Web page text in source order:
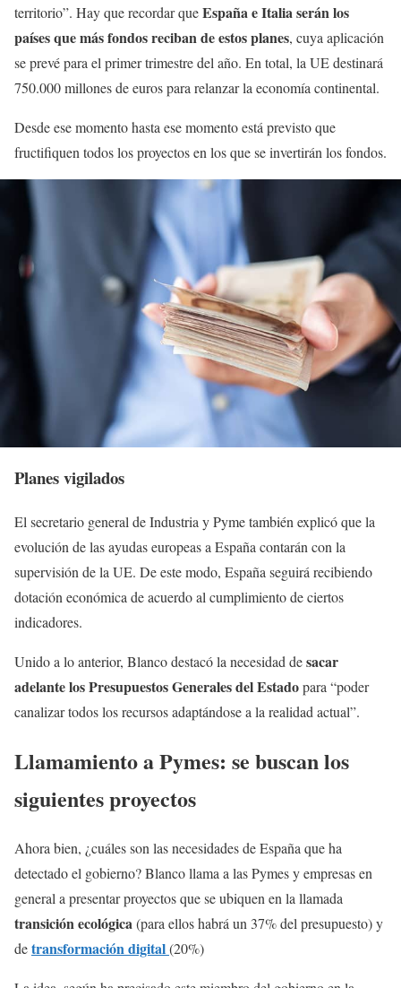
territorio”. Hay que recordar queEspaña e Italia serán los
países que más fondos reciban de estos planes, cuya aplicación
se prevé para el primer trimestre del año. En total, la UE destinará
750.000 millones de euros para relanzar la economía continental.
Desde ese momento hasta ese momento está previsto que
fructifiquen todos los proyectos en los que se invertirán los fondos.
Planes vigilados
El secretario general de Industria y Pyme también explicó que la
evolución de las ayudas europeas a España contarán con la
supervisión de la UE. De este modo, España seguirá recibiendo
dotación económica de acuerdo al cumplimiento de ciertos
indicadores.
Unido a lo anterior, Blanco destacó la necesidad desacar
adelante los Presupuestos Generales del Estadopara “poder
canalizar todos los recursos adaptándose a la realidad actual”.
Llamamiento a Pymes: se buscan los
siguientes proyectos
Ahora bien, ¿cuáles son las necesidades de España que ha
detectado el gobierno? Blanco llama a las Pymes y empresas en
general a presentar proyectos que se ubiquen en la llamada
transición ecológica(para ellos habrá un 37% del presupuesto) y
detransformación digital(20%)